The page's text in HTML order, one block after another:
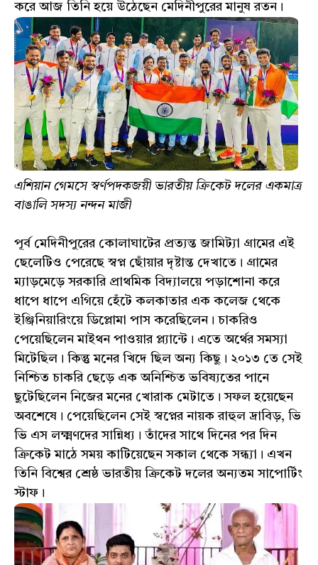
করে আজ তিনি হয়ে উঠেছেন মেদিনীপুরের মানুষ রতন।
এশিয়ান গেমসে স্বর্ণপদকজয়ী ভারতীয় ক্রিকেট দলের একমাত্র
বাঙালি সদস্য নন্দন মাজী
পূর্ব মেদিনীপুরের কোলাঘাটের প্রত্যন্ত জামিট্যা গ্রামের এই
ছেলেটিও পেরেছে স্বপ্ন ছোঁয়ার দৃষ্টান্ত দেখাতে। গ্রামের
ম্যাড়মেড়ে সরকারি প্রাথমিক বিদ্যালয়ে পড়াশোনা করে
ধাপে ধাপে এগিয়ে হেঁটে কলকাতার এক কলেজ থেকে
ইঞ্জিনিয়ারিংয়ে ডিপ্লোমা পাস করেছিলেন। চাকরিও
পেয়েছিলেন মাইথন পাওয়ার প্ল্যান্টে। এতে অর্থের সমস্যা
মিটেছিল। কিন্তু মনের খিদে ছিল অন্য কিছু। ২০১৩ তে সেই
নিশ্চিত চাকরি ছেড়ে এক অনিশ্চিত ভবিষ্যতের পানে
ছুটেছিলেন নিজের মনের খোরাক মেটাতে। সফল হয়েছেন
অবশেষে। পেয়েছিলেন সেই স্বপ্নের নায়ক রাহুল দ্রাবিড়, ভি
ভি এস লক্ষ্মণদের সান্নিধ্য। তাঁদের সাথে দিনের পর দিন
ক্রিকেট মাঠে সময় কাটিয়েছেন সকাল থেকে সন্ধ্যা। এখন
তিনি বিশ্বের শ্রেষ্ঠ ভারতীয় ক্রিকেট দলের অন্যতম সাপোর্টিং
স্টাফ।